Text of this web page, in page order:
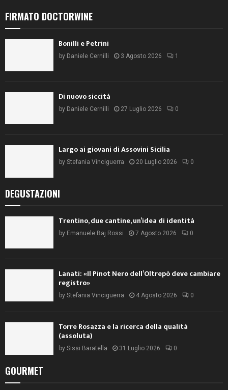
FIRMATO DOCTORWINE
Bonilli e Petrini
by Daniele Cernilli 3 Agosto 2026 1
Di nuovo siccità
by Daniele Cernilli 27 Luglio 2026 0
Largo ai giovani di Assovini Sicilia
by Stefania Vinciguerra 20 Luglio 2026 0
DEGUSTAZIONI
Trentino, due cantine, un’idea di identità
by Emanuele Baj Rossi 7 Agosto 2026 0
Lanati: «Il Pinot Nero dell’Oltrepò deve cambiare
registro»
by Stefania Vinciguerra 4 Agosto 2026 0
Torre Rosazza e la ricerca della qualità
(assoluta)
by Sissi Baratella 31 Luglio 2026 0
GOURMET